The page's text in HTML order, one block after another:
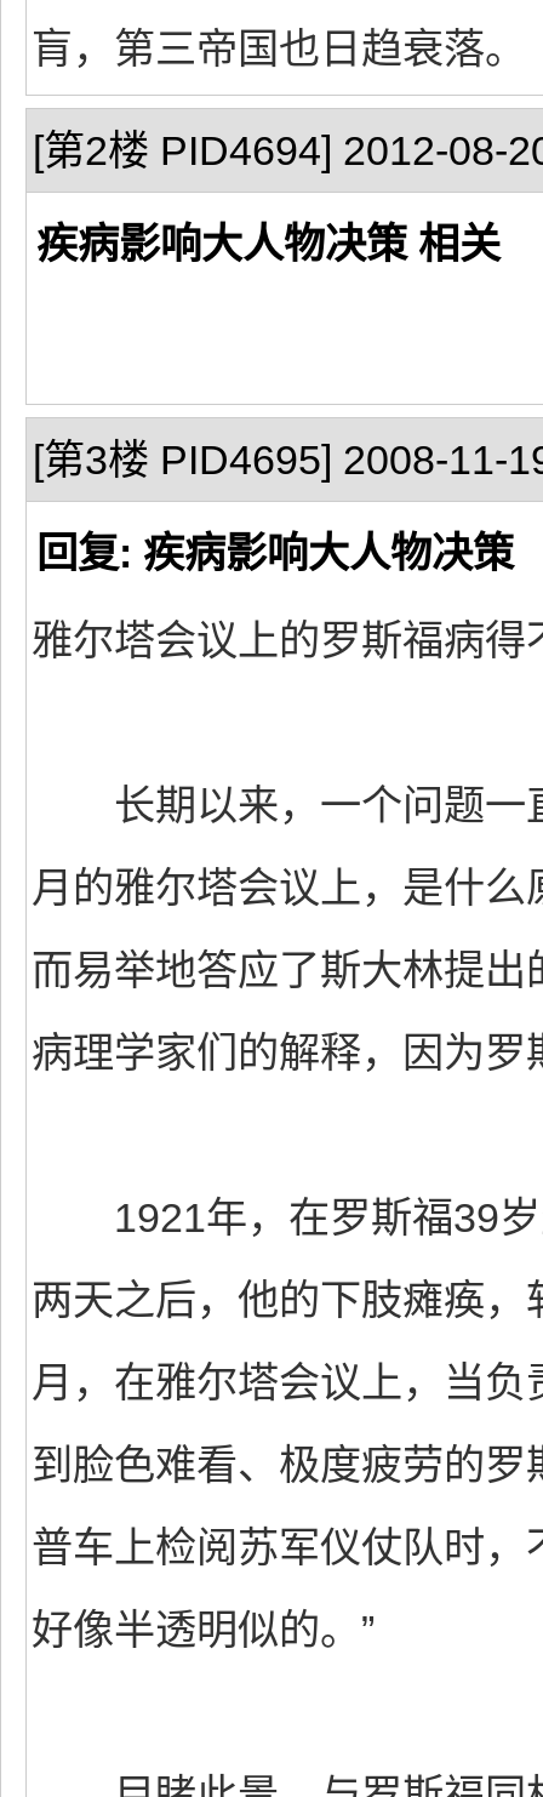
肓，第三帝国也日趋衰落。
[第2楼 PID4694] 2012-08-
疾病影响大人物决策 相关
[第3楼 PID4695] 2008-11-
回复: 疾病影响大人物决策
雅尔塔会议上的罗斯福病得
长期以来，一个问题一
月的雅尔塔会议上，是什
而易举地答应了斯大林提
病理学家们的解释，因为罗
1921年，在罗斯福39岁
两天之后，他的下肢瘫痪
月，在雅尔塔会议上，当
到脸色难看、极度疲劳的
普车上检阅苏军仪仗队时，
好像半透明似的。”